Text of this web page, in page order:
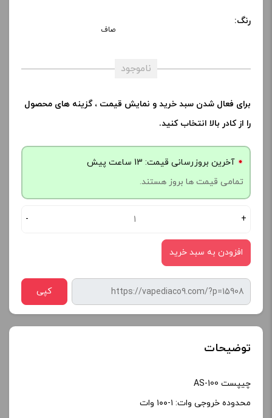
رنگ:
صاف
ناموجود
برای فعال شدن سبد خرید و نمایش قیمت ، گزینه های محصول
را از کادر بالا انتخاب کنید.
آخرین بروزرسانی قیمت: 13 ساعت پیش
تمامی قیمت ها بروز هستند.
- +
افزودن به سبد خرید
کپی
توضیحات
چیپست AS-100
محدوده خروجی وات: ۱-۱۰۰ وات